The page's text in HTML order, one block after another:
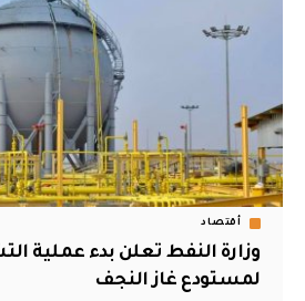
أقتصاد
وزارة النفط تعلن بدء عملية
لمستودع غاز النجف